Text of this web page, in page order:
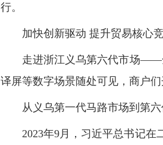
行。
加快创新驱动 提升贸易核心
走进浙江义乌第六代市场——
译屏等数字场景随处可见，商户
从义乌第一代马路市场到第
2023年9月，习近平总书记